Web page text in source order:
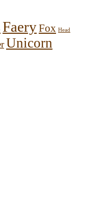
FaeryFox Head
Unicorn